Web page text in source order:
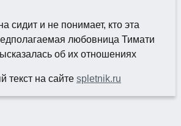
текст на сайте spletnik.ru